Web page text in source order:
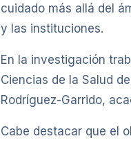
cuidado más allá del
y las instituciones.
En la investigación
Ciencias de la Salud
Rodríguez-Garrido,
Cabe destacar que el